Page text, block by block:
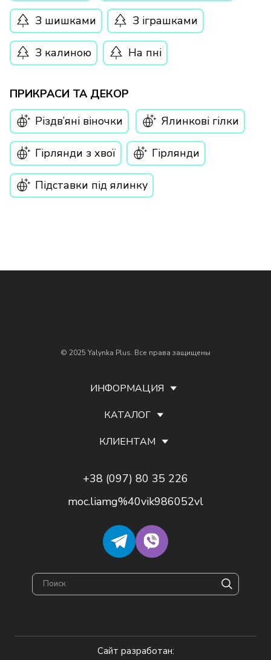
З іграшками
Гірлянди
З калиною
Підставки під ялинку
На пні
З шишками
Гірлянди з хвої
Ялинкові гілки
Різдв’яні віночки
ПРИКРАСИ ТА ДЕКОР
© 2025 Yalynka Plus. Все права защищены
ИНФОРМАЦИЯ
КАТАЛОГ
КЛИЕНТАМ
+38 (097) 80 35 226
moc.liamg%40vik986052vl
Сайт разработан: